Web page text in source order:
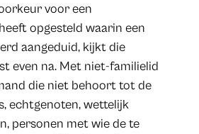
voor een
opgesteld waarin een
aangeduid, kijkt die
even na. Met niet-familielid
die niet behoort tot de
echtgenoten, wettelijk
personen met wie de te